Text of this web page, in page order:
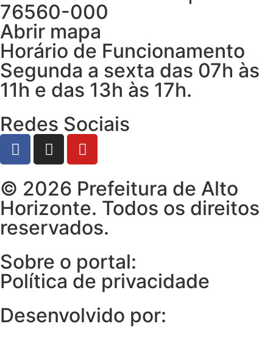
76560-000
Abrir mapa
Horário de Funcionamento
Segunda a sexta das 07h às
11h e das 13h às 17h.
Redes Sociais
© 2026 Prefeitura de Alto
Horizonte. Todos os direitos
reservados.
Sobre o portal:
Política de privacidade
Desenvolvido por: